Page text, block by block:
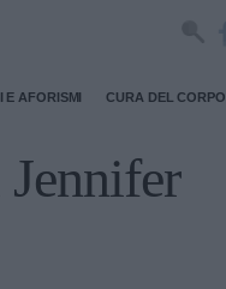
E AFORISMI CURA DEL CORPO